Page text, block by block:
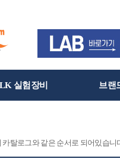
LK 실험장비 브랜
탈로그와 같은 순서로 되어있습니